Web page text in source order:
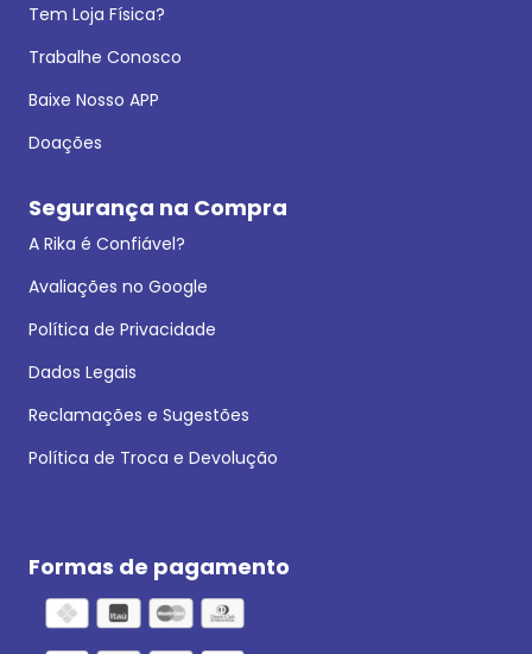
Tem Loja Física?
Trabalhe Conosco
Baixe Nosso APP
Doações
Segurança na Compra
A Rika é Confiável?
Avaliações no Google
Política de Privacidade
Dados Legais
Reclamações e Sugestões
Política de Troca e Devolução
Formas de pagamento